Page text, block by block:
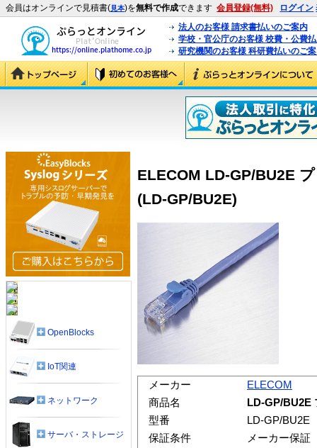
会員はオンラインで見積書(見本)を無料で作成できます 会員登録(無料) ログイン
法人のお客様 請求書払いのご案内
学校・官公庁のお客様 校費・公費
研究機関のお客様 科研費払いのご
ELECOM LD-GP/BU2E
(LD-GP/BU2E)
メーカー
ELECOM
商品名
LD-GP/BU2E
型番
LD-GP/BU2E
保証条件
メーカー保証
OpenBlocks
IoT関連
ネットワーク
サーバ・ストレージ